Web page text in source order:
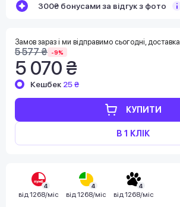
300₴ бонусами за відгук з фото
Замов зараз і ми відправимо сьогодні, доставка
5 577 ₴ -9%
5 070 ₴
КУПИТИ
В 1 КЛІК
Кешбек 25 ₴
4
від 1268/міс
4
від 1268/міс
4
від 1268/міс